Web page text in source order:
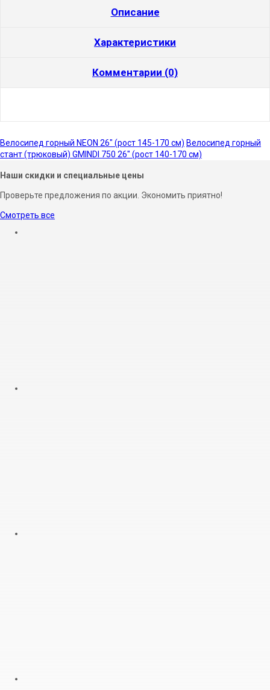
Описание
Характеристики
Комментарии (0)
Велосипед горный NEON 26" (рост 145-170 см) Велосипед горный
стант (трюковый) GMINDI 750 26" (рост 140-170 см)
Наши скидки и специальные цены
Проверьте предложения по акции. Экономить приятно!
Смотреть все